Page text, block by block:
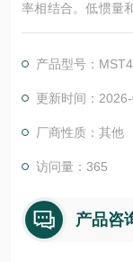
率相结合。低惯量
业 4.0 环境中的智
产品型号：
更新时间：
厂商性质：其他
访问量：365
产品咨